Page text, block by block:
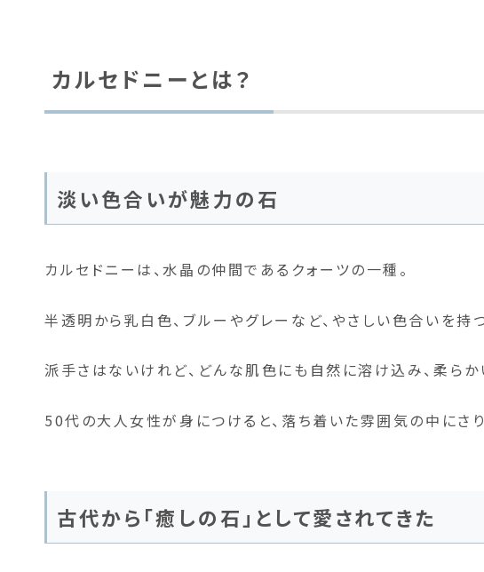
カルセドニーとは？
淡い色合いが魅力の石
カルセドニーは、水晶の仲間であるクォーツの一種。
半透明から乳白色、ブルーやグレーなど、やさしい色合いを持
派手さはないけれど、どんな肌色にも自然に溶け込み、柔らか
50代の大人女性が身につけると、落ち着いた雰囲気の中にさ
古代から「癒しの石」として愛されてきた